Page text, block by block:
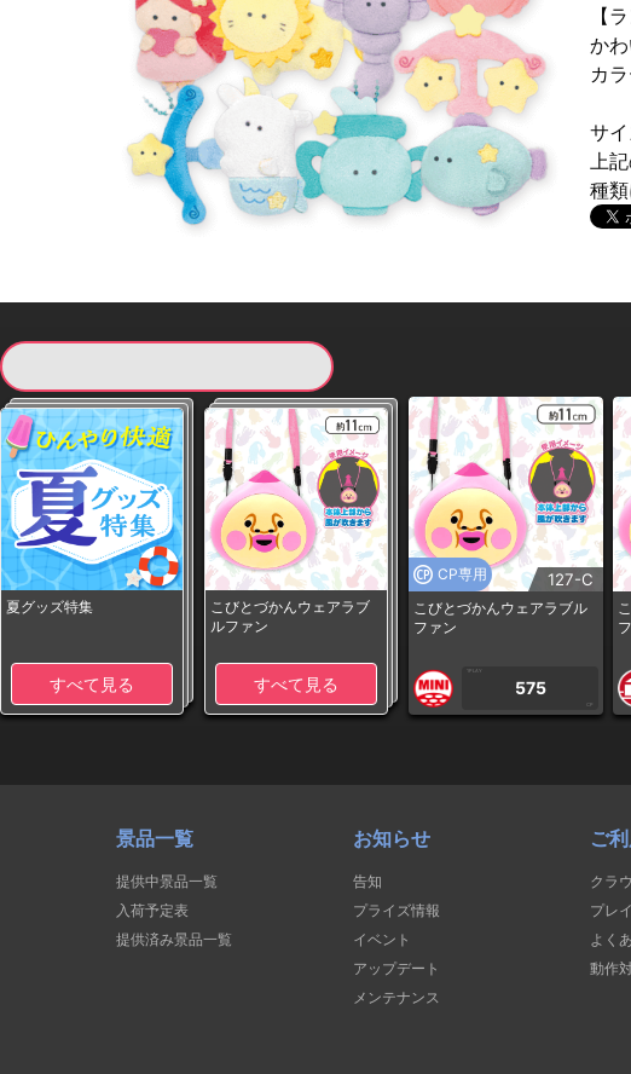
【
か
カ
サ
上
種
夏グッズ特集
すべて見る
こびとづかんウェアラブ
ルファン
すべて見る
CP専用 127-C
こびとづかんウェアラブル
ファン
1PLAY
575
CP
景品一覧
提供中景品一覧
入荷予定表
提供済み景品一覧
お知らせ
告知
プライズ情報
イベント
アップデート
メンテナンス
ご
クラ
プレ
よく
動作